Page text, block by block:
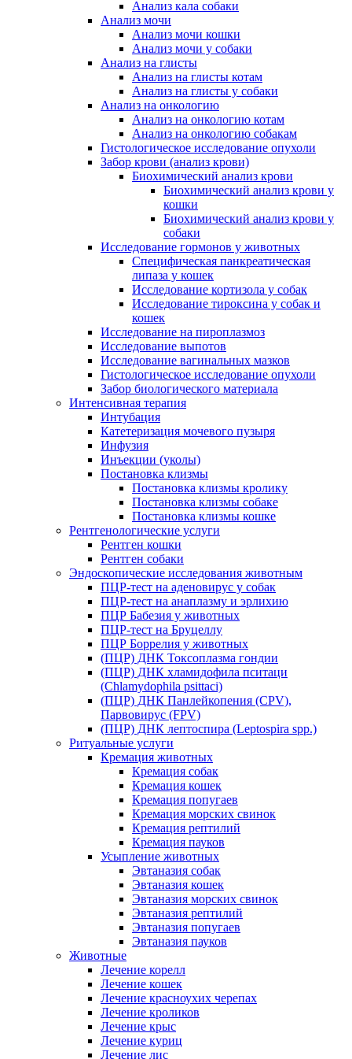
Анализ кала собаки
Анализ мочи
Анализ мочи кошки
Анализ мочи у собаки
Анализ на глисты
Анализ на глисты котам
Анализ на глисты у собаки
Анализ на онкологию
Анализ на онкологию котам
Анализ на онкологию собакам
Гистологическое исследование опухоли
Забор крови (анализ крови)
Биохимический анализ крови
Биохимический анализ крови у
кошки
Биохимический анализ крови у
собаки
Исследование гормонов у животных
Специфическая панкреатическая
липаза у кошек
Исследование кортизола у собак
Исследование тироксина у собак и
кошек
Исследование на пироплазмоз
Исследование выпотов
Исследование вагинальных мазков
Гистологическое исследование опухоли
Забор биологического материала
Интенсивная терапия
Интубация
Катетеризация мочевого пузыря
Инфузия
Инъекции (уколы)
Постановка клизмы
Постановка клизмы кролику
Постановка клизмы собаке
Постановка клизмы кошке
Рентгенологические услуги
Рентген кошки
Рентген собаки
Эндоскопические исследования животным
ПЦР-тест на аденовирус у собак
ПЦР-тест на анаплазму и эрлихию
ПЦР Бабезия у животных
ПЦР-тест на Бруцеллу
ПЦР Боррелия у животных
(ПЦР) ДНК Токсоплазма гондии
(ПЦР) ДНК хламидофила пситаци
(Chlamydophila psittaci)
(ПЦР) ДНК Панлейкопения (CPV),
Парвовирус (FPV)
(ПЦР) ДНК лептоспира (Leptospira spp.)
Ритуальные услуги
Кремация животных
Кремация собак
Кремация кошек
Кремация попугаев
Кремация морских свинок
Кремация рептилий
Кремация пауков
Усыпление животных
Эвтаназия собак
Эвтаназия кошек
Эвтаназия морских свинок
Эвтаназия рептилий
Эвтаназия попугаев
Эвтаназия пауков
Животные
Лечение корелл
Лечение кошек
Лечение красноухих черепах
Лечение кроликов
Лечение крыс
Лечение куриц
Лечение лис